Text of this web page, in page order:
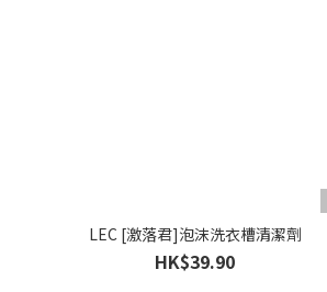
LEC [激落君]泡沫洗衣槽清潔劑
HK$39.90